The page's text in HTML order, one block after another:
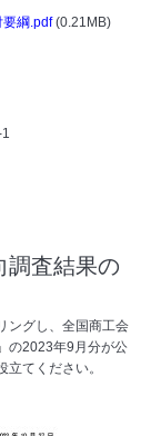
要綱.pdf (0.21MB)
調査結果の
ングし、全国商工会
の2023年9月分が公
てください。